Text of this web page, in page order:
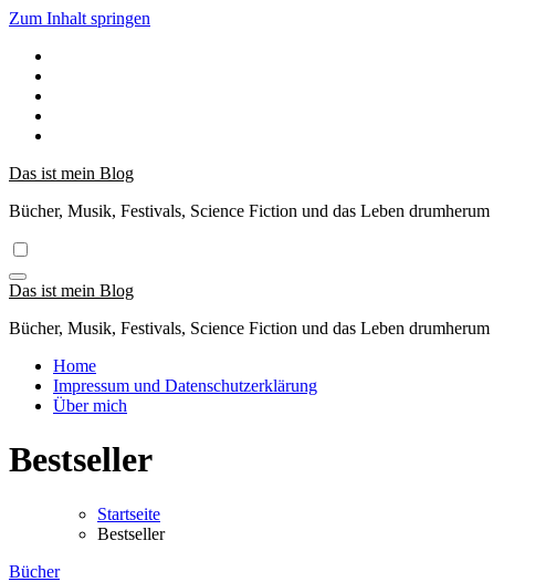
Zum Inhalt springen
Das ist mein Blog
Bücher, Musik, Festivals, Science Fiction und das Leben drumherum
Das ist mein Blog
Bücher, Musik, Festivals, Science Fiction und das Leben drumherum
Home
Impressum und Datenschutzerklärung
Über mich
Bestseller
Startseite
Bestseller
Bücher